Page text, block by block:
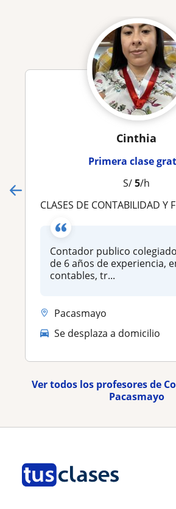
Cinthia
Primera clase
S/5/h
CLASES DE CONTABILIDAD Y
Contador publico
de 6 años de experiencia,
contables, tr...
Pacasmayo
Se desplaza a domicilio
Ver todos los profesores de
Pacasmayo